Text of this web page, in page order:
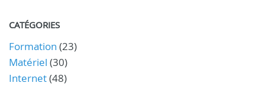
CATÉGORIES
Formation (23)
Matériel (30)
Internet(48)